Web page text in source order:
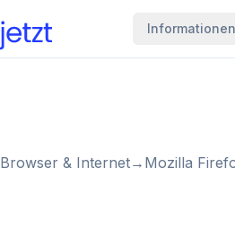
Informationen
Browser & Internet→ Mozilla